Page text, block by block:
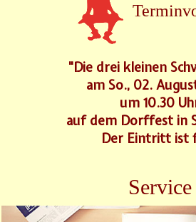
"Die drei kleinen
am So., 02.
um 10.30
auf dem Dorffest in
Der Eintritt ist
Service